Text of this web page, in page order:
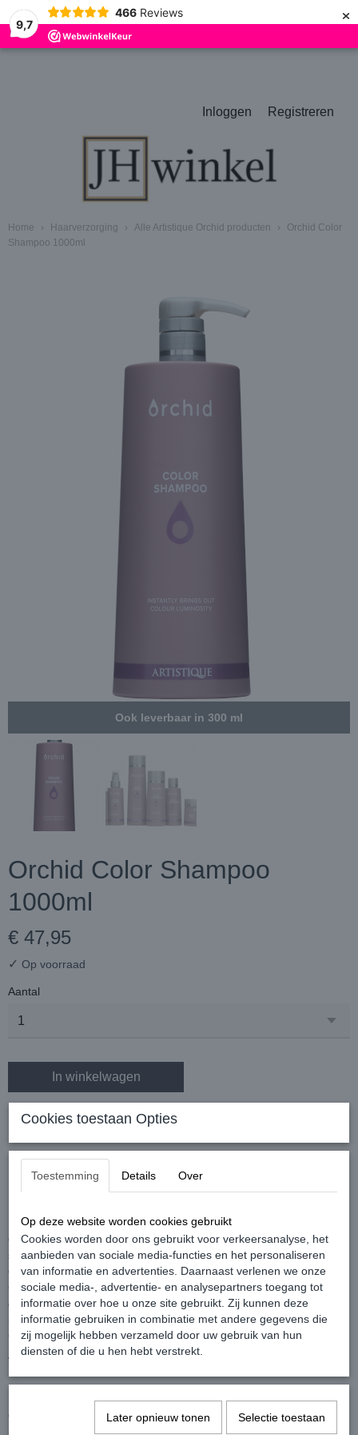
9,7
466 Reviews ×
Inloggen Registreren
Home › Haarverzorging › Alle Artistique Orchid producten ›
Orchid Color
Shampoo 1000ml
Ook leverbaar in 300 ml
Orchid Color Shampoo
1000ml
€ 47,95
✓ Op voorraad
Aantal
In winkelwagen
Orchid Color Shampoo
Orchid Color Shampoo 1000ml is mild reinigende en verzorgende
shampoo. Geeft direct briljantie aan gekleurd en ongekleurd haar.
Orchid Color serie voor gekleuird haar zorgt door middel van het
Color Proteïne Complex dat de kleur minder snel vervaagt en de
glans behouden blijft. Een speciaal UVfilter voorkomt de negatieve
invloed van ultra-violette straling in deze Color shampoo. Orchid
Color Shampoo 1000ml.
Verkrijgbaar in
Orchid Color Shampoo 1000ml aanbrengen op nat haar, zacht
inmasseren goed uitspoelen. Dit doet u twee keer. Substantie hoeft
Cookies toestaan Opties
Toestemming Details Over
Op deze website worden cookies gebruikt
Cookies worden door ons gebruikt voor verkeersanalyse, het
aanbieden van sociale media-functies en het personaliseren
van informatie en advertenties. Daarnaast verlenen we onze
sociale media-, advertentie- en analysepartners toegang tot
informatie over hoe u onze site gebruikt. Zij kunnen deze
informatie gebruiken in combinatie met andere gegevens die
zij mogelijk hebben verzameld door uw gebruik van hun
diensten of die u hen hebt verstrekt.
Later opnieuw tonen Selectie toestaan